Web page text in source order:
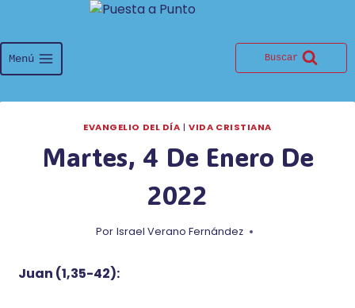
contenido
Menú Buscar
EVANGELIO DEL DÍA |VIDA CRISTIANA
Martes, 4 De Enero De
2022
Por Israel Verano Fernández
Juan (1,35-42):